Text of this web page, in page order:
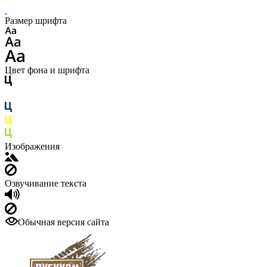
Размер шрифта
Цвет фона и шрифта
Изображения
Озвучивание текста
Обычная версия сайта